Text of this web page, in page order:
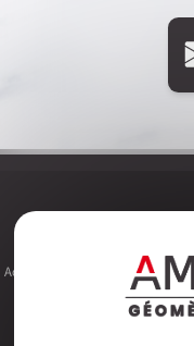
Accueil Foncier